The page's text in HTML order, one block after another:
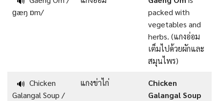
ɡæŋ ɒm/
packed with
vegetables and
herbs. (แกงอ่อม
เต็มไปด้วยผักและ
สมุนไพร)
🔊 Chicken
Galangal Soup /
แกงข่าไก่
Chicken
Galangal Soup